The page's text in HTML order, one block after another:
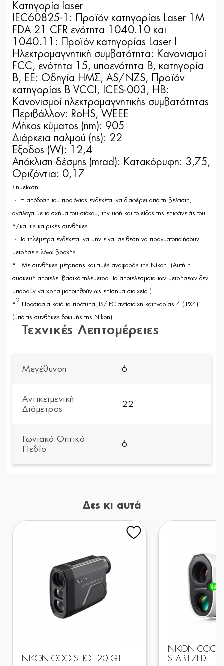
Κατηγορία laser
IEC60825-1: Προϊόν κατηγορίας Laser 1M
FDA 21 CFR ενότητα 1040.10 και
1040.11: Προϊόν κατηγορίας Laser I
Ηλεκτρομαγνητική συμβατότητα: Κανονισμοί
FCC, ενότητα 15, υποενότητα B, κατηγορία
Β, ΕΕ: Οδηγία ΗΜΣ, AS/NZS, Προϊόν
κατηγορίας B VCCI, ICES-003, ΗΒ:
Κανονισμοί ηλεκτρομαγνητικής συμβατότητας
Περιβάλλον: RoHS, WEEE
Μήκος κύματος (nm): 905
Διάρκεια παλμού (ns): 22
Έξοδος (W): 12,4
Απόκλιση δέσμης (mrad): Κατακόρυφη: 3,75,
Οριζόντια: 0,17
Σημείωση
・ Η απόδοση του προϊόντος ενδέχεται να διαφέρει από τη βέλτιστη,
ανάλογα με το σχήμα του στόχου, την υφή και το είδος της επιφάνειάς του
ή/και τις καιρικές συνθήκες.
・ Τα τηλέμετρα ενδέχεται να μην είναι σε θέση να πραγματοποιήσουν
μετρήσεις λόγω βροχής.
*
1
Με συνθήκες μέτρησης και τιμές αναφοράς της Nikon. (Αυτή η
συσκευή αποτελεί βασικό τηλέμετρο. Τα αποτελέσματα των μετρήσεων δεν
μπορούν να χρησιμοποιηθούν ως επίσημα στοιχεία.)
*
2
Προστασία κατά τα πρότυπα JIS/IEC αντίστοιχη κατηγορίας 4 (IPX4)
(υπό τις συνθήκες δοκιμής της Nikon)
Τεχνικές Λεπτομέρειες
Μεγέθυνση 6
Αντικειμενική
Διάμετρος
22
Γωνιακό Οπτικό
Πεδίο
6
Δες κι αυτά
NIKON COOLSHOT 20 GIII
NIKON
STABILIZED